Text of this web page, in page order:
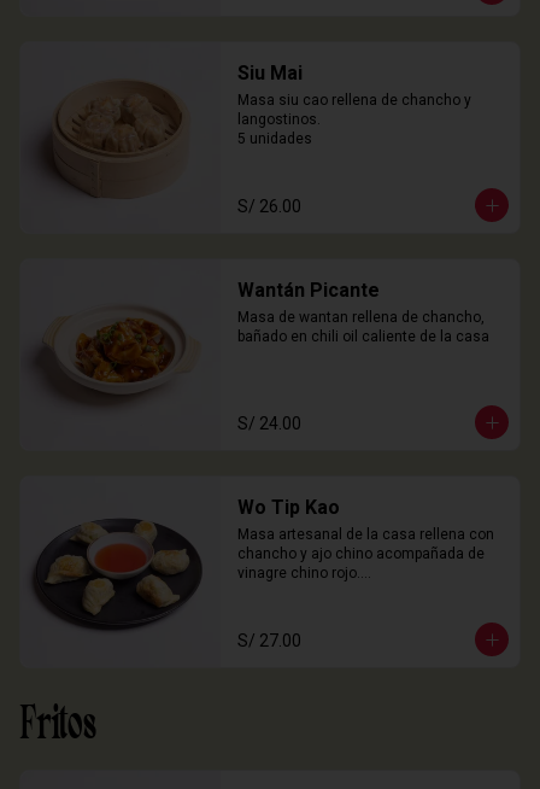
Siu Mai
Masa siu cao rellena de chancho y
langostinos.
5 unidades
S/ 26.00
Wantán Picante
Masa de wantan rellena de chancho,
bañado en chili oil caliente de la casa
S/ 24.00
Wo Tip Kao
Masa artesanal de la casa rellena con
chancho y ajo chino acompañada de
vinagre chino rojo.
S/ 27.00
Fritos